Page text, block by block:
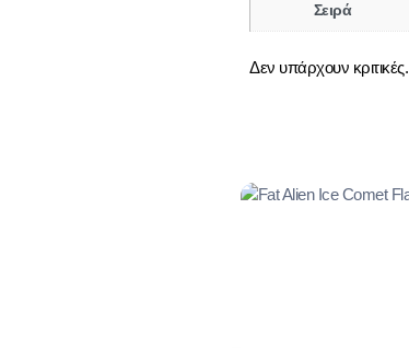
Σειρά
Δεν υπάρχουν κριτικές.